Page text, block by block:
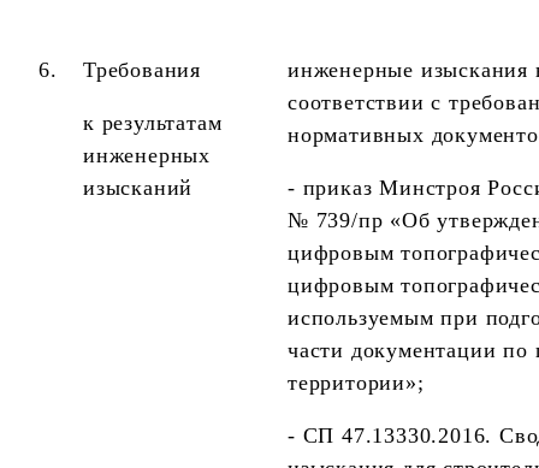
6. Требования
к результатам
инженерных
изысканий
инженерные изыскания
соответствии с
нормативных
- приказ Минстроя
№ 739/пр «Об
цифровым
цифровым
используемым при
части документации по
территории»;
- СП 47.13330.2016.